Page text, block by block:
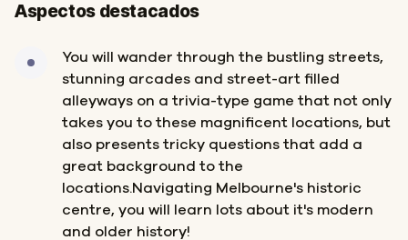
Aspectos destacados
You will wander through the bustling streets,
stunning arcades and street-art filled
alleyways on a trivia-type game that not only
takes you to these magnificent locations, but
also presents tricky questions that add a
great background to the
locations.Navigating Melbourne's historic
centre, you will learn lots about it's modern
and older history!